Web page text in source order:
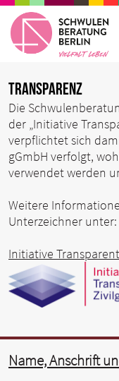
Transparenz
Die
der „Initiative
verpflichtet sich
gGmbH verfolgt,
verwendet werden
Weitere
Unterzeichner unter:
Initiative
Name, Anschrift